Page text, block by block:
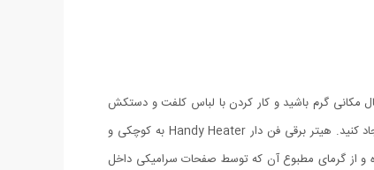
مکانی گرم باشید و کار کردن با لباس کلفت و دستکش
برایتان دشوار باشد.با داشتن این هیتر دستی به تنها چیزی که احتیاج دارید یک پریز برق است تا به راحتی و سرعت بتوانید مکانی گرم برای خودتان ایجاد کنید. هیتر برقی فن دار Handy Heater به کوچکی و
و از گرمای مطبوع آن که توسط صفحات سرامیکی داخل